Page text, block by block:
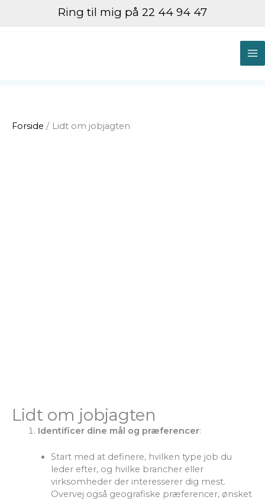
Ring til mig på 22 44 94 47
Forside Lidt om jobjagten
Lidt om jobjagten
Identificer dine mål og præferencer:
Start med at definere, hvilken type job du
leder efter, og hvilke brancher eller
virksomheder der interesserer dig mest.
Overvej også geografiske præferencer, ønsket